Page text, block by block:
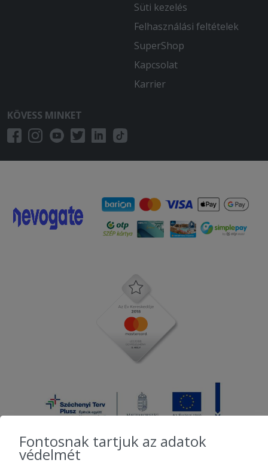
Süti kezelés
Felhasználási feltételek
SuperShop
Kapcsolat
Karrier
KÖVESS MINKET
Fontosnak tartjuk az adatok
védelmét